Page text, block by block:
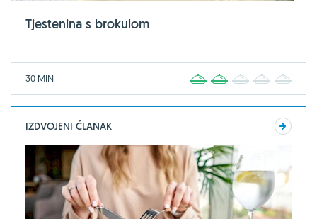
Tjestenina s brokulom
30 MIN 2 3 4
IZDVOJENI ČLANAK